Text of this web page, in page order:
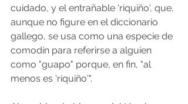
cuidado, y el entrañable 'riquiño', que,
aunque no figure en el diccionario
gallego, se usa como una especie de
comodín para referirse a alguien
como "guapo" porque, en fin, "al
menos es 'riquiño'".